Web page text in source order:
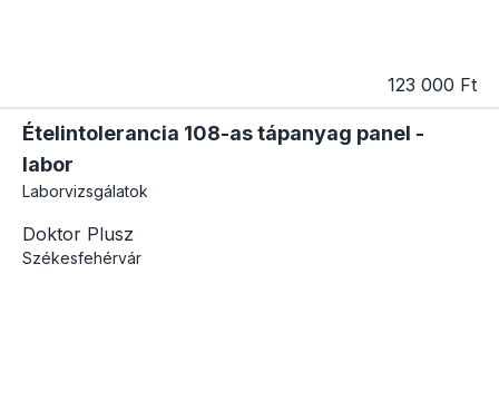
123 000 Ft
Ételintolerancia 108-as tápanyag panel -
labor
Laborvizsgálatok
Doktor Plusz
Székesfehérvár